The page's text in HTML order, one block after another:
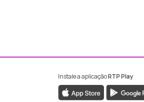
da RTP Madeira
da RTP Madeira
Instale a aplicaçãoRTP Play